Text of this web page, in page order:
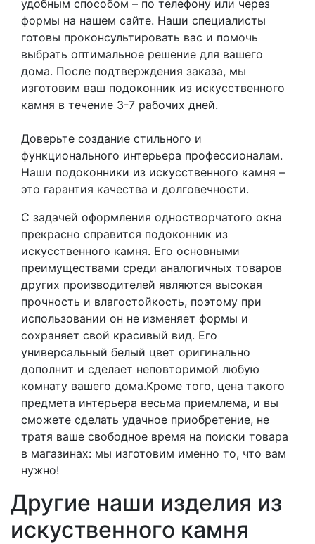
удобным способом – по телефону или через
формы на нашем сайте. Наши специалисты
готовы проконсультировать вас и помочь
выбрать оптимальное решение для вашего
дома. После подтверждения заказа, мы
изготовим ваш подоконник из искусственного
камня в течение 3-7 рабочих дней.
Доверьте создание стильного и
функционального интерьера профессионалам.
Наши подоконники из искусственного камня –
это гарантия качества и долговечности.
С задачей оформления одностворчатого окна
прекрасно справится подоконник из
искусственного камня. Его основными
преимуществами среди аналогичных товаров
других производителей являются высокая
прочность и влагостойкость, поэтому при
использовании он не изменяет формы и
сохраняет свой красивый вид. Его
универсальный белый цвет оригинально
дополнит и сделает неповторимой любую
комнату вашего дома.Кроме того, цена такого
предмета интерьера весьма приемлема, и вы
сможете сделать удачное приобретение, не
тратя ваше свободное время на поиски товара
в магазинах: мы изготовим именно то, что вам
нужно!
Другие наши изделия из
искуственного камня